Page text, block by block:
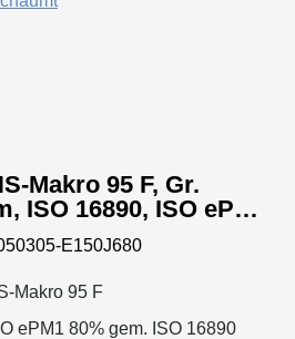
Makro 95 F, Gr.
ISO 16890, ISO ePM1
1.4301,
einseitig, geschäumt
E150J680
Makro 95 F
ePM1 80% gem. ISO 16890